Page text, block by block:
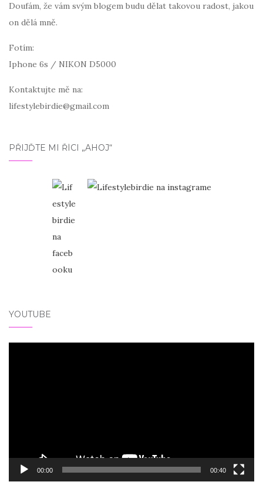
Doufám, že vám svým blogem budu dělat takovou radost, jakou
on dělá mně.
Fotím:
Iphone 6s / NIKON D5000
Kontaktujte mě na:
lifestylebirdie@gmail.com
PŘIJĎTE MI ŘÍCI „AHOJ“
YOUTUBE
00:00 00:40